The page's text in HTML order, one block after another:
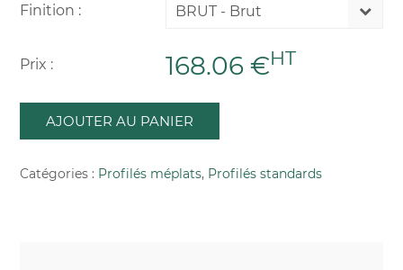
Finition : BRUT - Brut
Prix : 168.06 €HT
AJOUTER AU PANIER
Catégories : Profilés méplats, Profilés standards